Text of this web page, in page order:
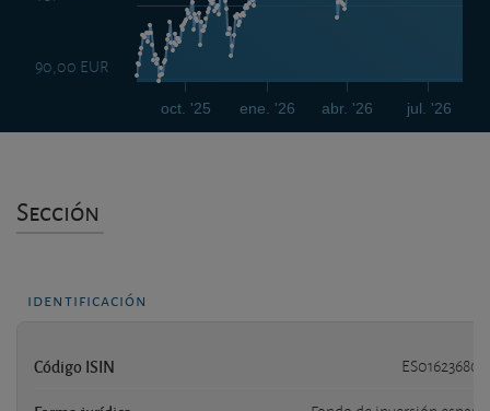
ene. '26 jul. '26
oct. '25 abr. '26
90,00 EUR
Sección
identificación
Código ISIN